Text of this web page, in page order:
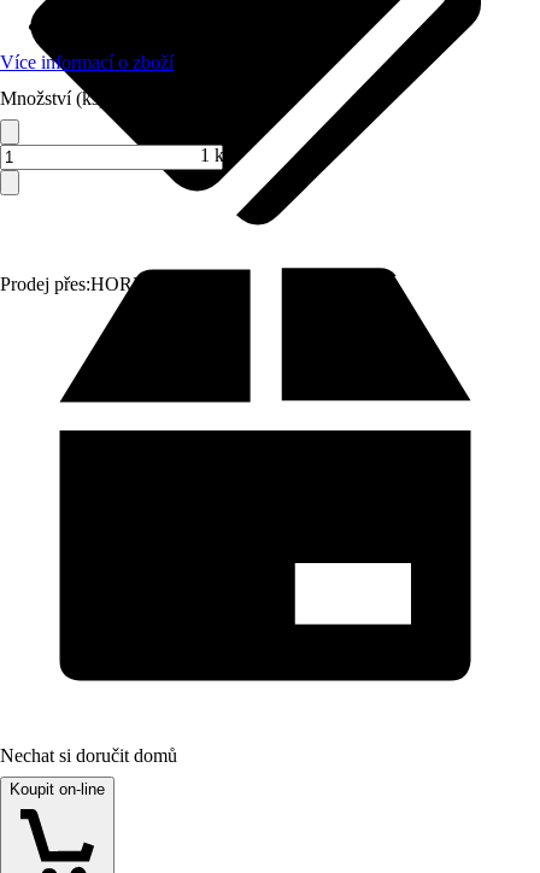
Prodej přes:HORNBACH
Více informací o zboží
Množství (ks)
1 ks
Nechat si doručit domů
Koupit on-line